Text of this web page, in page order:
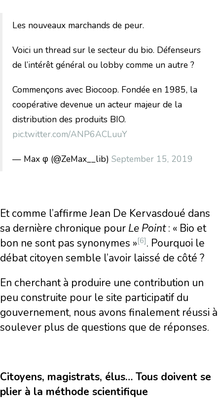
Les nouveaux marchands de peur.
Voici un thread sur le secteur du bio. Défenseurs
de l’intérêt général ou lobby comme un autre ?
Commençons avec Biocoop. Fondée en 1985, la
coopérative devenue un acteur majeur de la
distribution des produits BIO.
pic.twitter.com/ANP6ACLuuY
— Max φ (@ZeMax__lib) September 15, 2019
Et comme l’affirme Jean De Kervasdoué dans
sa dernière chronique pour Le Point: « Bio et
bon ne sont pas synonymes »[6]. Pourquoi le
débat citoyen semble l’avoir laissé de côté ?
En cherchant à produire une contribution un
peu construite pour le site participatif du
gouvernement, nous avons finalement réussi à
soulever plus de questions que de réponses.
Citoyens, magistrats, élus… Tous doivent se
plier à la méthode scientifique